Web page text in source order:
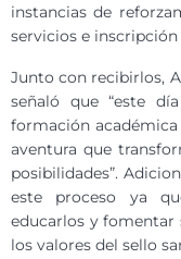
instancias de
servicios e
Junto con recibirlos,
señaló que “este
formación
aventura que
posibilidades”.
este proceso ya
educarlos y fomentar
los valores del sello